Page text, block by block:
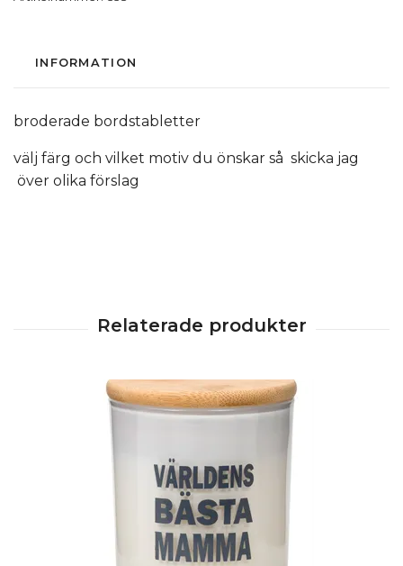
INFORMATION
broderade bordstabletter
välj färg och vilket motiv du önskar så skicka jag
över olika förslag